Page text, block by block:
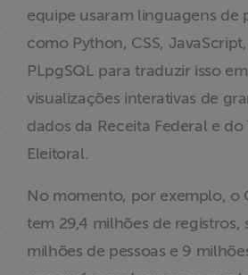
equipe usaram linguagens de
como Python, CSS,
PLpgSQL para traduzir isso
visualizações interativas de
dados da Receita Federal e
Eleitoral.
No momento, por exemplo, o
tem 29,4 milhões de registros,
milhões de pessoas e 9